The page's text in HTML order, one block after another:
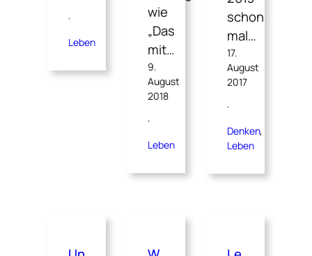
·
Leben
wie
„Das
mit…
9.
August
2018
·
Leben
schon
mal…
17.
August
2017
·
Denken
Leben